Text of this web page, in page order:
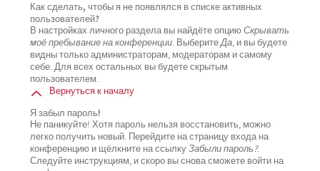
Как сделать, чтобы я не появлялся в списке активных
пользователей?
В настройках личного раздела вы найдёте опциюСкрывать
моё пребывание на конференции. ВыберитеДа, и вы будете
видны только администраторам, модераторам и самому
себе. Для всех остальных вы будете скрытым
пользователем.
Вернуться к началу
Я забыл пароль!
Не паникуйте! Хотя пароль нельзя восстановить, можно
легко получить новый. Перейдите на страницу входа на
конференцию и щёлкните на ссылкуЗабыли пароль?.
Следуйте инструкциям, и скоро вы снова сможете войти на